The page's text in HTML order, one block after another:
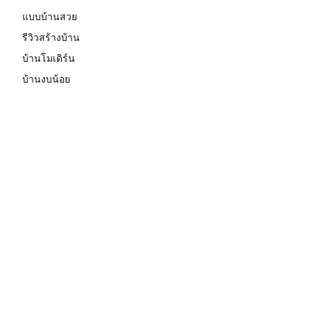
แบบบ้านสวย
รีวิวสร้างบ้าน
บ้านโมเดิร์น
บ้านงบน้อย